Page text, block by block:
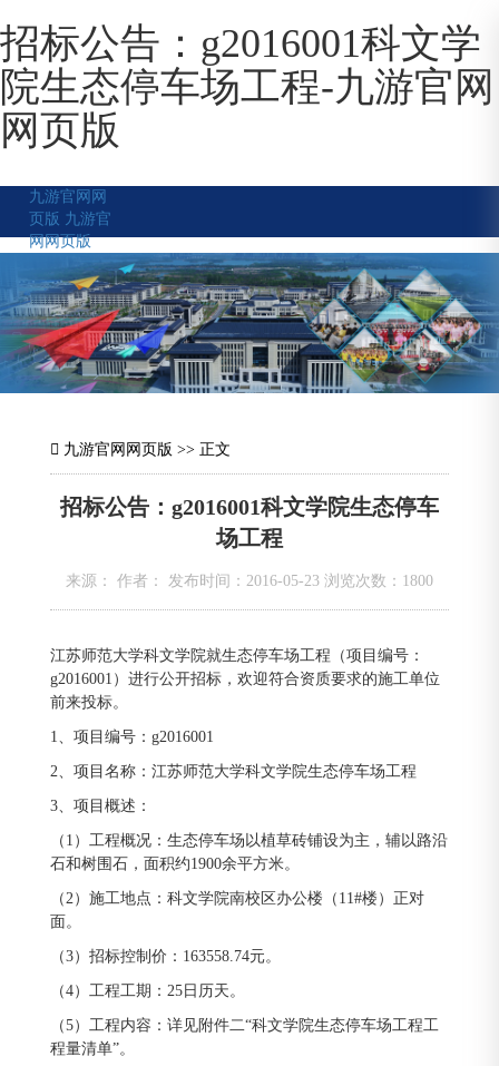
招标公告：g2016001科文学
院生态停车场工程-九游官网
网页版
九游官网网
页版 九游官
网网页版
九游官网网页版 >> 正文
招标公告：g2016001科文学院生态停车
场工程
来源： 作者： 发布时间：2016-05-23 浏览次数： 1800
江苏师范大学科文学院就生态停车场工程（项目编号：
g2016001）进行公开招标，欢迎符合资质要求的施工单位
前来投标。
1、项目编号：g2016001
2、项目名称：江苏师范大学科文学院生态停车场工程
3、项目概述：
（1）工程概况：生态停车场以植草砖铺设为主，辅以路沿
石和树围石，面积约1900余平方米。
（2）施工地点：科文学院南校区办公楼（11#楼）正对
面。
（3）招标控制价：163558.74元。
（4）工程工期：25日历天。
（5）工程内容：详见附件二“科文学院生态停车场工程工
程量清单”。